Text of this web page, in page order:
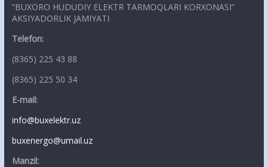
“BUXORO HUDUDIY ELEKTR TARMOQLARI KORXONASI”
AKSIYADORLIK JAMIYATI
Telefon:
(8365) 225 43 88
(8365) 225 50 34
E-mail:
info@buxelektr.uz
buxenergo@umail.uz
Manzil: